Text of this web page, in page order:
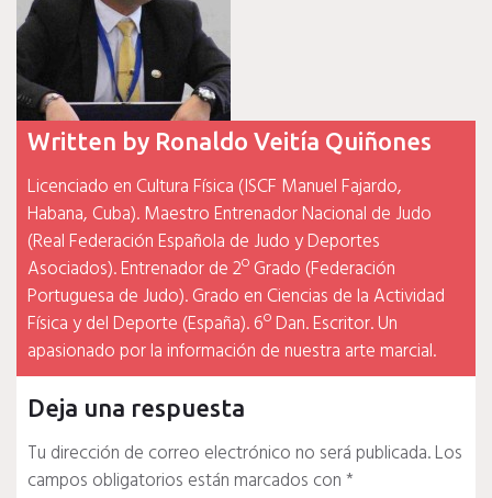
Written by Ronaldo Veitía Quiñones
Licenciado en Cultura Física (ISCF Manuel Fajardo,
Habana, Cuba). Maestro Entrenador Nacional de Judo
(Real Federación Española de Judo y Deportes
Asociados). Entrenador de 2º Grado (Federación
Portuguesa de Judo). Grado en Ciencias de la Actividad
Física y del Deporte (España). 6º Dan. Escritor. Un
apasionado por la información de nuestra arte marcial.
Deja una respuesta
Tu dirección de correo electrónico no será publicada.Los
campos obligatorios están marcados con*